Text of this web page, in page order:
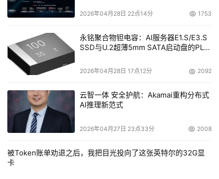
2026年04月28日 22点14分 1753
永铭聚合物钽电容：AI服务器E1.S/E3.S
SSD与U.2超薄5mm SATA启动盘的PLP
2026年04月28日 17点12分 2092
云智一体 安全护航：Akamai重构分布式
AI推理新范式
2026年04月27日 23点33分 2008
被Token账单劝退之后，我把目光投向了这张英特尔的32G显
卡